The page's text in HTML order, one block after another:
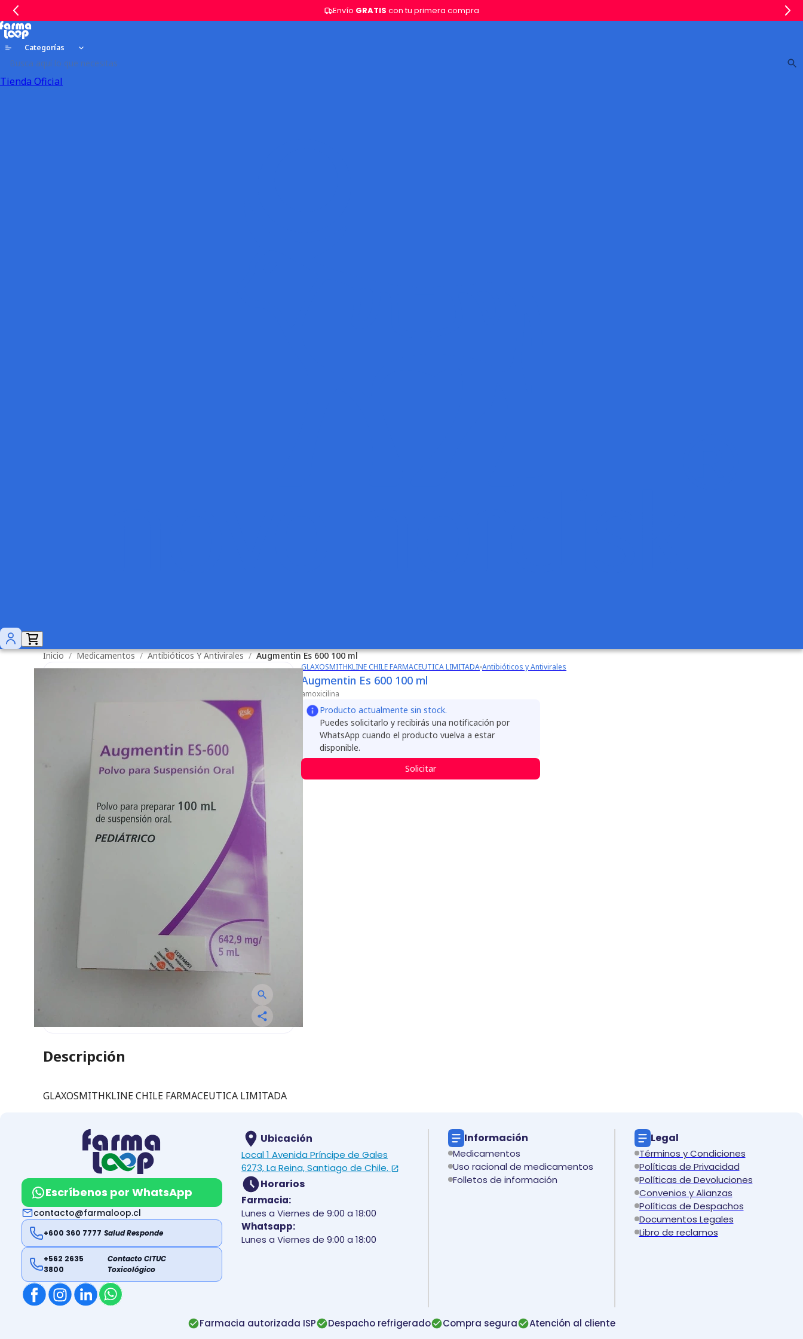
Envío GRATIS con tu primera compra
Categorías
Tienda Oficial
Inicio / Medicamentos / Antibióticos Y Antivirales / Augmentin Es 600 100 ml
GLAXOSMITHKLINE CHILE FARMACEUTICA LIMITADA Antibióticos y Antivirales
Augmentin Es 600 100 ml
amoxicilina
Producto actualmente sin stock.
Puedes solicitarlo y recibirás una notificación por
WhatsApp cuando el producto vuelva a estar
disponible.
Solicitar
Descripción
GLAXOSMITHKLINE CHILE FARMACEUTICA LIMITADA
Escríbenos por WhatsApp
contacto@farmaloop.cl
+600 360 7777 Salud Responde
+562 2635
3800
Contacto CITUC
Toxicológico
Ubicación
Local 1 Avenida Príncipe de Gales
6273, La Reina, Santiago de Chile.
Horarios
Farmacia:
Lunes a Viernes de 9:00 a 18:00
Whatsapp:
Lunes a Viernes de 9:00 a 18:00
Información
Medicamentos
Uso racional de medicamentos
Folletos de información
Legal
Términos y Condiciones
Políticas de Privacidad
Políticas de Devoluciones
Convenios y Alianzas
Políticas de Despachos
Documentos Legales
Libro de reclamos
Farmacia autorizada ISP Despacho refrigerado Compra segura Atención al cliente